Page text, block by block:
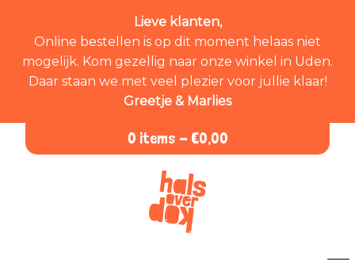
Lieve klanten,
Online bestellen is op dit moment helaas niet
mogelijk. Kom gezellig naar onze winkel in Uden.
Daar staan we met veel plezier voor jullie klaar!
Greetje & Marlies
0 items - €0,00